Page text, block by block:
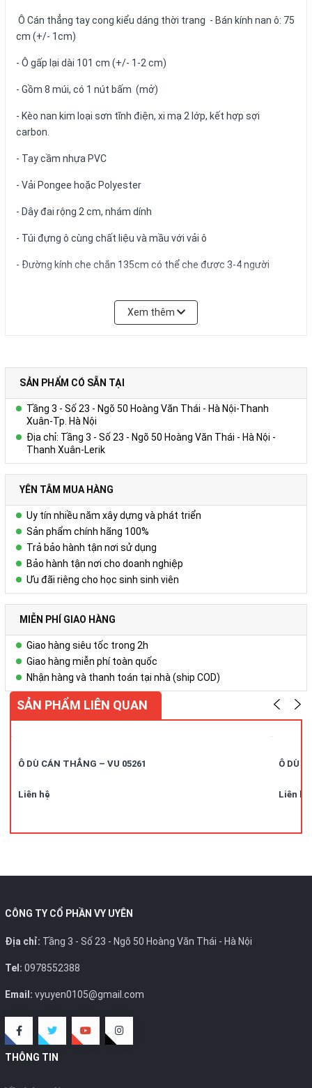
Ô Cán thẳng tay cong kiểu dáng thời trang - Bán kính nan ô: 75
cm (+/- 1cm)
- Ô gấp lại dài 101 cm (+/- 1-2 cm)
- Gồm 8 múi, có 1 nút bấm (mở)
- Kèo nan kim loại sơn tĩnh điện, xi mạ 2 lớp, kết hợp sợi
carbon.
- Tay cầm nhựa PVC
- Vải Pongee hoặc Polyester
- Dây đai rộng 2 cm, nhám dính
- Túi đựng ô cùng chất liệu và mầu với vải ô
- Đường kính che chắn 135cm có thể che được 3-4 người
Để biết thêm chi tiết, xin liên hệ:
DC: Số 23, ngõ 50 Hoàng Văn Thái, Khương Mai, Thanh Xuân, Hà
Nội
Hotline: 0978.552.388 ( Ms Uyên)
Xem thêm
SẢN PHẨM CÓ SẴN TẠI
Tầng 3 - Số 23 - Ngõ 50 Hoàng Văn Thái - Hà Nội-Thanh
Xuân-Tp. Hà Nội
Địa chỉ: Tầng 3 - Số 23 - Ngõ 50 Hoàng Văn Thái - Hà Nội -
Thanh Xuân-Lerik
YÊN TÂM MUA HÀNG
Uy tín nhiều năm xây dựng và phát triển
Sản phẩm chính hãng 100%
Trả bảo hành tận nơi sử dụng
Bảo hành tận nơi cho doanh nghiệp
Ưu đãi riêng cho học sinh sinh viên
MIỄN PHÍ GIAO HÀNG
Giao hàng siêu tốc trong 2h
Giao hàng miễn phí toàn quốc
Nhận hàng và thanh toán tại nhà (ship COD)
SẢN PHẨM LIÊN QUAN
Ô DÙ CÁN THẲNG – VU 05261
Liên hệ
Ô DÙ
Liên hệ
CÔNG TY CỔ PHẦN VY UYÊN
Địa chỉ: Tầng 3 - Số 23 - Ngõ 50 Hoàng Văn Thái - Hà Nội
Tel: 0978552388
Email: vyuyen0105@gmail.com
THÔNG TIN